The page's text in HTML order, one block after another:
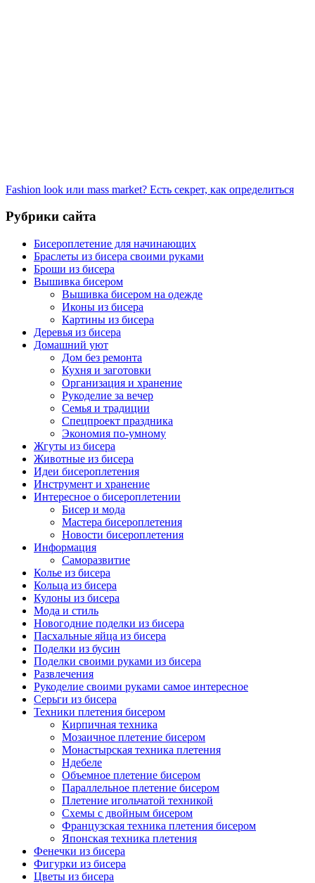
Fashion look или mass market? Есть секрет, как определиться
Рубрики сайта
Бисероплетение для начинающих
Браслеты из бисера своими руками
Броши из бисера
Вышивка бисером
Вышивка бисером на одежде
Иконы из бисера
Картины из бисера
Деревья из бисера
Домашний уют
Дом без ремонта
Кухня и заготовки
Организация и хранение
Рукоделие за вечер
Семья и традиции
Спецпроект праздника
Экономия по-умному
Жгуты из бисера
Животные из бисера
Идеи бисероплетения
Инструмент и хранение
Интересное о бисероплетении
Бисер и мода
Мастера бисероплетения
Новости бисероплетения
Информация
Саморазвитие
Колье из бисера
Кольца из бисера
Кулоны из бисера
Мода и стиль
Новогодние поделки из бисера
Пасхальные яйца из бисера
Поделки из бусин
Поделки своими руками из бисера
Развлечения
Рукоделие своими руками самое интересное
Серьги из бисера
Техники плетения бисером
Кирпичная техника
Мозаичное плетение бисером
Монастырская техника плетения
Ндебеле
Объемное плетение бисером
Параллельное плетение бисером
Плетение игольчатой техникой
Схемы с двойным бисером
Французская техника плетения бисером
Японская техника плетения
Фенечки из бисера
Фигурки из бисера
Цветы из бисера